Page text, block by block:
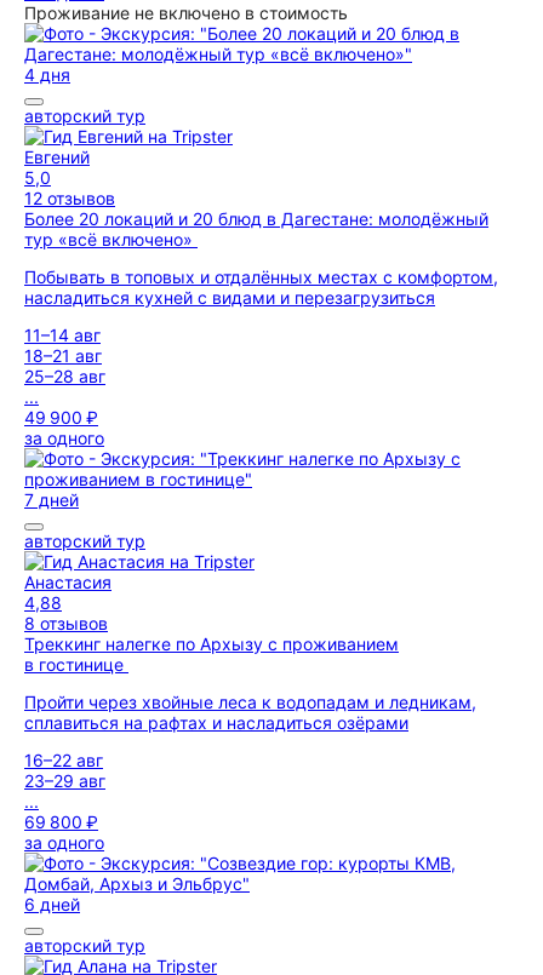
Проживание не включено в стоимость
4 дня
авторский тур
Евгений
5,0
12 отзывов
Более 20 локаций и 20 блюд в Дагестане: молодёжный
тур «всё включено»
Побывать в топовых и отдалённых местах с комфортом,
насладиться кухней с видами и перезагрузиться
11–14 авг
18–21 авг
25–28 авг
...
49 900 ₽
за одного
7 дней
авторский тур
Анастасия
4,88
8 отзывов
Треккинг налегке по Архызу с проживанием
в гостинице
Пройти через хвойные леса к водопадам и ледникам,
сплавиться на рафтах и насладиться озёрами
16–22 авг
23–29 авг
...
69 800 ₽
за одного
6 дней
авторский тур